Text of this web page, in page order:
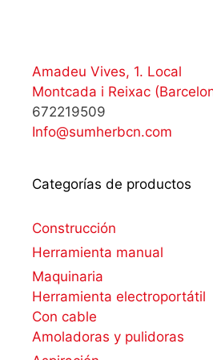
Amadeu Vives, 1. Local
Montcada i Reixac
672219509
Info@sumherbcn.com
Categorías de productos
Construcción
Herramienta manual
Maquinaria
Herramienta electroportátil
Con cable
Amoladoras y pulidoras